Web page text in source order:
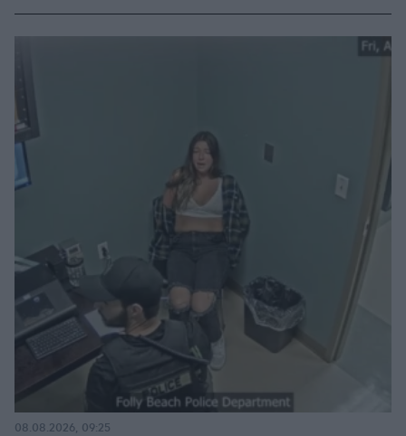
08.08.2026, 09:25